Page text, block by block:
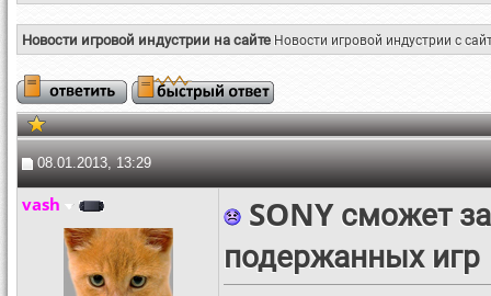
Новости игровой индустрии на сайтеНовости игровой индустрии с
08.01.2013, 13:29
vash
SONY сможет
подержанных игр